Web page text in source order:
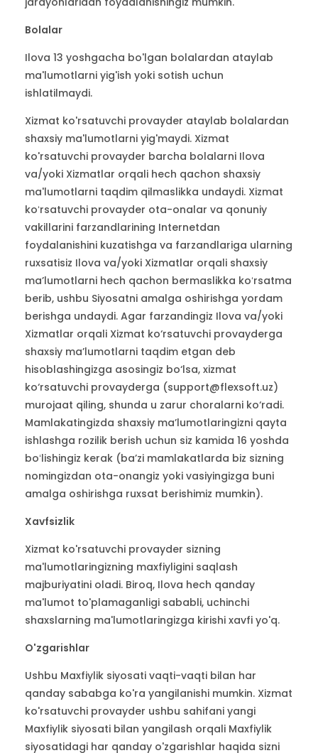
Bolalar
Ilova 13 yoshgacha bo'lgan bolalardan ataylab
ma'lumotlarni yig'ish yoki sotish uchun
ishlatilmaydi.
Xizmat ko'rsatuvchi provayder ataylab bolalardan
shaxsiy ma'lumotlarni yig'maydi. Xizmat
ko'rsatuvchi provayder barcha bolalarni Ilova
va/yoki Xizmatlar orqali hech qachon shaxsiy
ma'lumotlarni taqdim qilmaslikka undaydi. Xizmat
koʻrsatuvchi provayder ota-onalar va qonuniy
vakillarini farzandlarining Internetdan
foydalanishini kuzatishga va farzandlariga ularning
ruxsatisiz Ilova va/yoki Xizmatlar orqali shaxsiy
maʼlumotlarni hech qachon bermaslikka koʻrsatma
berib, ushbu Siyosatni amalga oshirishga yordam
berishga undaydi. Agar farzandingiz Ilova va/yoki
Xizmatlar orqali Xizmat ko‘rsatuvchi provayderga
shaxsiy ma’lumotlarni taqdim etgan deb
hisoblashingizga asosingiz bo‘lsa, xizmat
ko‘rsatuvchi provayderga (support@flexsoft.uz)
murojaat qiling, shunda u zarur choralarni ko‘radi.
Mamlakatingizda shaxsiy maʼlumotlaringizni qayta
ishlashga rozilik berish uchun siz kamida 16 yoshda
boʻlishingiz kerak (baʼzi mamlakatlarda biz sizning
nomingizdan ota-onangiz yoki vasiyingizga buni
amalga oshirishga ruxsat berishimiz mumkin).
Xavfsizlik
Xizmat ko'rsatuvchi provayder sizning
ma'lumotlaringizning maxfiyligini saqlash
majburiyatini oladi. Biroq, Ilova hech qanday
ma'lumot to'plamaganligi sababli, uchinchi
shaxslarning ma'lumotlaringizga kirishi xavfi yo'q.
O'zgarishlar
Ushbu Maxfiylik siyosati vaqti-vaqti bilan har
qanday sababga ko'ra yangilanishi mumkin. Xizmat
ko'rsatuvchi provayder ushbu sahifani yangi
Maxfiylik siyosati bilan yangilash orqali Maxfiylik
siyosatidagi har qanday o'zgarishlar haqida sizni